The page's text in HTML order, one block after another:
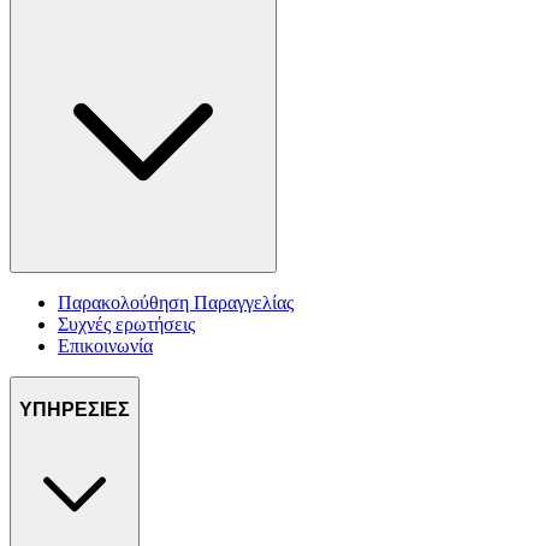
Παρακολούθηση Παραγγελίας
Συχνές ερωτήσεις
Επικοινωνία
ΥΠΗΡΕΣΙΕΣ